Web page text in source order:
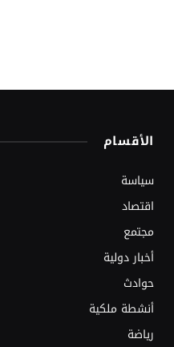
الأقسام
سياسة
اقتصاد
مجتمع
أخبار دولية
حوادث
أنشطة ملكية
رياضة